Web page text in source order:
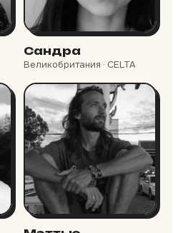
Сандра
Великобритания · CELTA